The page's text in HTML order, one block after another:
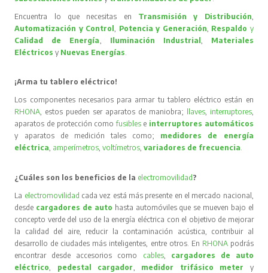
Encuentra lo que necesitas en Transmisión y Distribución,
Automatización y Control, Potencia y Generación, Respaldo y
Calidad de Energía, Iluminación Industrial , Materiales
Eléctricos y Nuevas Energías.
¡Arma tu tablero eléctrico!
Los componentes necesarios para armar tu tablero eléctrico están en
RHONA, estos pueden ser aparatos de maniobra; llaves, interruptores,
aparatos de protección comofusibles e interruptores automáticos
y aparatos de medición tales como; medidores de energía
eléctrica, amperímetros,voltímetros,variadores de frecuencia.
¿Cuáles son los beneficios de la electromovilidad ?
La electromovilidad cada vez está más presente en el mercado nacional,
desde cargadores de auto hasta automóviles que se mueven bajo el
concepto verde del uso de la energía eléctrica con el objetivo de mejorar
la calidad del aire, reducir la contaminación acústica, contribuir al
desarrollo de ciudades más inteligentes, entre otros. En RHONA podrás
encontrar desde accesorios como cables, cargadores de auto
eléctrico, pedestal cargador, medidor trifásico meter
y